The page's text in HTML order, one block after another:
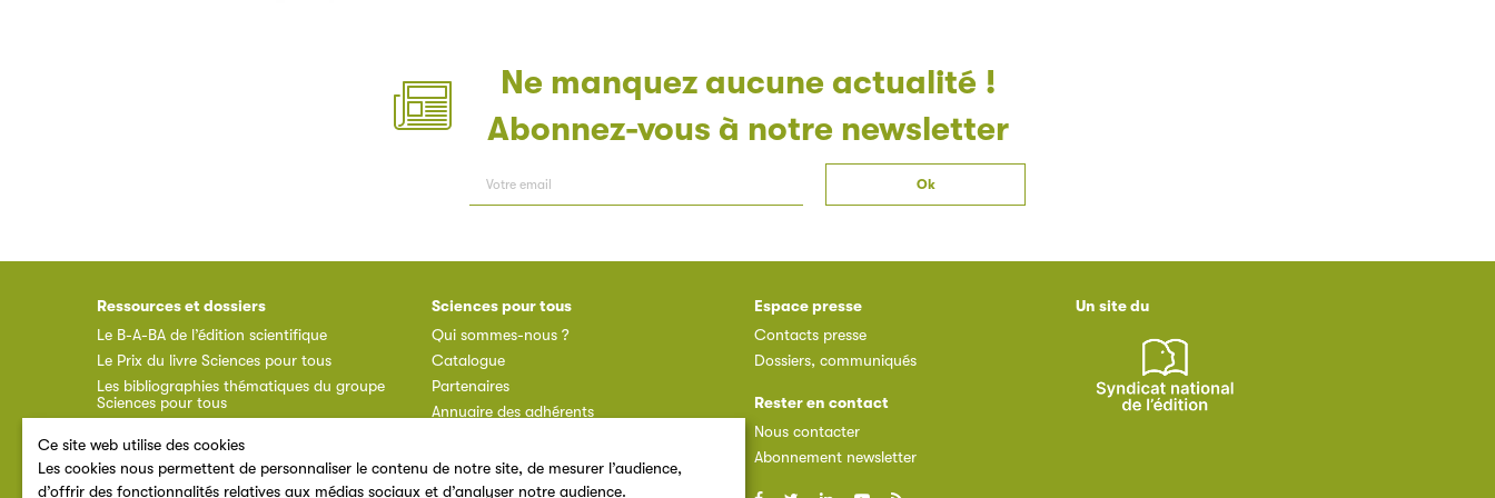
Ce site web utilise des cookies
Les cookies nous permettent de personnaliser le contenu de notre site, de mesurer l’audience,
d’offrir des fonctionnalités relatives aux médias sociaux et d’analyser notre audience.
Ne manquez aucune actualité !
Abonnez-vous à notre newsletter
Ressources et dossiers
Le B-A-BA de l’édition scientifique
Le Prix du livre Sciences pour tous
Les bibliographies thématiques du groupe
Sciences pour tous
Sciences pour tous
Qui sommes-nous ?
Catalogue
Partenaires
Annuaire des adhérents
F.A.Q.
Espace presse
Contacts presse
Dossiers, communiqués
Rester en contact
Nous contacter
Abonnement newsletter
Un site du